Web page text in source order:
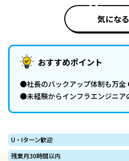
気になる
おすすめポイント
●社長のバックアップ体制も万
●未経験からインフラエンジニア
U・Iターン歓迎
残業月30時間以内